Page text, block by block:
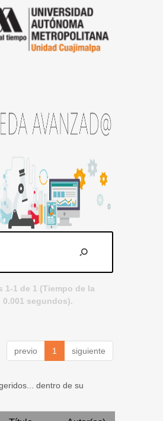
1-1 de 1 (Tiempo de la
segundos).
previo 1 siguiente
dentro de su